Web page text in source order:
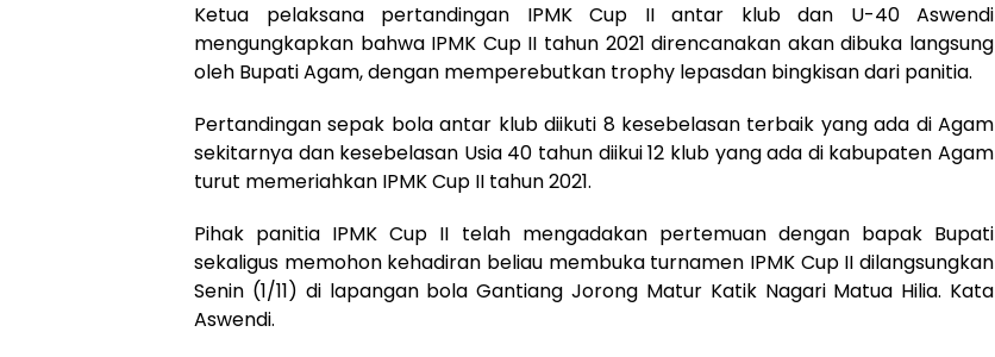
Ketua pelaksana pertandingan IPMK Cup II antar klub dan U-40 Aswendi
mengungkapkan bahwa IPMK Cup II tahun 2021 direncanakan akan dibuka langsung
oleh Bupati Agam, dengan memperebutkan trophy lepasdan bingkisan dari panitia.
Pertandingan sepak bola antar klub diikuti 8 kesebelasan terbaik yang ada di Agam
sekitarnya dan kesebelasan Usia 40 tahun diikui 12 klub yang ada di kabupaten Agam
turut memeriahkan IPMK Cup II tahun 2021.
Pihak panitia IPMK Cup II telah mengadakan pertemuan dengan bapak Bupati
sekaligus memohon kehadiran beliau membuka turnamen IPMK Cup II dilangsungkan
Senin (1/11) di lapangan bola Gantiang Jorong Matur Katik Nagari Matua Hilia. Kata
Aswendi.